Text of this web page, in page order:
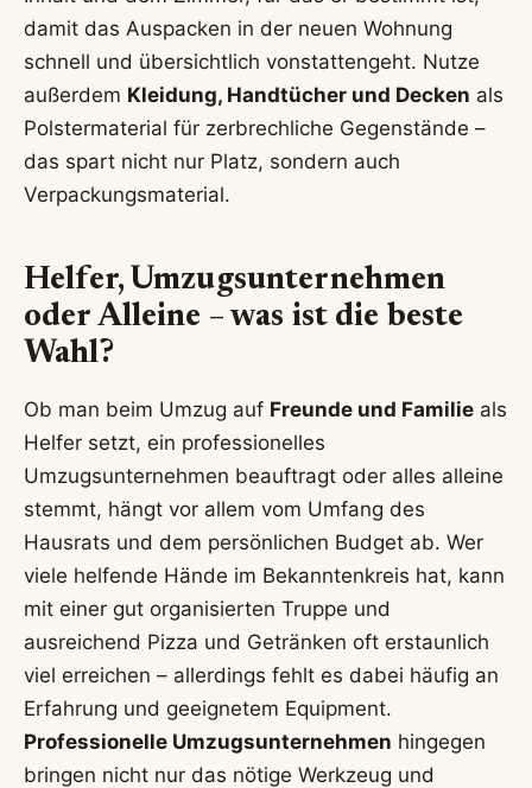
damit das Auspacken in der neuen Wohnung
schnell und übersichtlich vonstattengeht. Nutze
außerdem Kleidung, Handtücher und Decken als
Polstermaterial für zerbrechliche Gegenstände –
das spart nicht nur Platz, sondern auch
Verpackungsmaterial.
Helfer, Umzugsunternehmen
oder Alleine – was ist die beste
Wahl?
Ob man beim Umzug auf Freunde und Familie als
Helfer setzt, ein professionelles
Umzugsunternehmen beauftragt oder alles alleine
stemmt, hängt vor allem vom Umfang des
Hausrats und dem persönlichen Budget ab. Wer
viele helfende Hände im Bekanntenkreis hat, kann
mit einer gut organisierten Truppe und
ausreichend Pizza und Getränken oft erstaunlich
viel erreichen – allerdings fehlt es dabei häufig an
Erfahrung und geeignetem Equipment.
Professionelle Umzugsunternehmen hingegen
bringen nicht nur das nötige Werkzeug und